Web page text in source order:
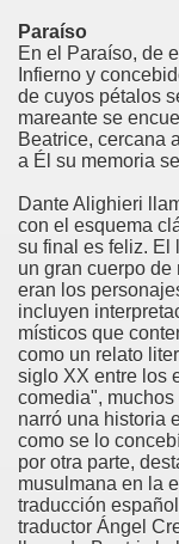
Paraíso
En el Paraíso, de
Infierno y
de cuyos pétalos
mareante se
Beatrice, cercana
a Él su memoria
Dante Alighieri
con el esquema
su final es feliz. El
un gran cuerpo
eran los
incluyen
místicos que
como un relato
siglo XX entre los
comedia",
narró una historia
como se lo
por otra parte,
musulmana en la
traducción
traductor Ángel